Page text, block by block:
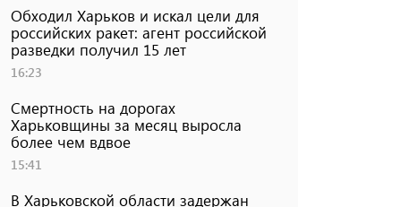
Обходил Харьков и искал цели для
российских ракет: агент российской
разведки получил 15 лет
16:23
Смертность на дорогах
Харьковщины за месяц выросла
более чем вдвое
15:41
В Харьковской области задержан